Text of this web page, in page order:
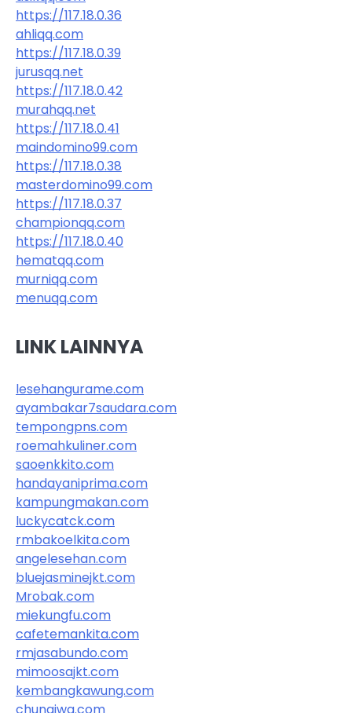
https://117.18.0.36
ahliqq.com
https://117.18.0.39
jurusqq.net
https://117.18.0.42
murahqq.net
https://117.18.0.41
maindomino99.com
https://117.18.0.38
masterdomino99.com
https://117.18.0.37
championqq.com
https://117.18.0.40
hematqq.com
murniqq.com
menuqq.com
LINK LAINNYA
lesehangurame.com
ayambakar7saudara.com
tempongpns.com
roemahkuliner.com
saoenkkito.com
handayaniprima.com
kampungmakan.com
luckycatck.com
rmbakoelkita.com
angelesehan.com
bluejasminejkt.com
Mrobak.com
miekungfu.com
cafetemankita.com
rmjasabundo.com
mimoosajkt.com
kembangkawung.com
chungiwa.com